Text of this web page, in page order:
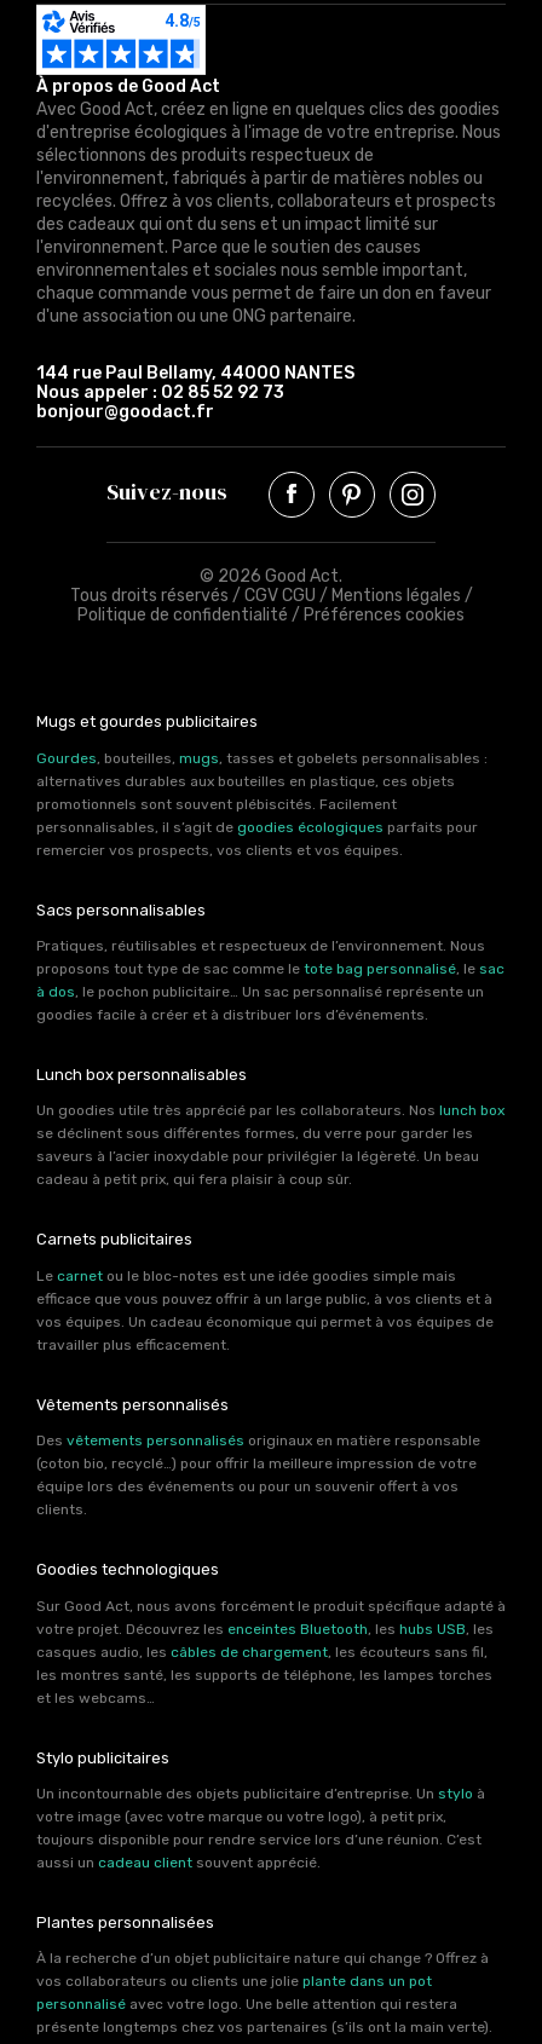
À propos de Good Act
Avec Good Act, créez en ligne en quelques clics des goodies
d'entreprise écologiques à l'image de votre entreprise. Nous
sélectionnons des produits respectueux de
l'environnement, fabriqués à partir de matières nobles ou
recyclées. Offrez à vos clients, collaborateurs et prospects
des cadeaux qui ont du sens et un impact limité sur
l'environnement. Parce que le soutien des causes
environnementales et sociales nous semble important,
chaque commande vous permet de faire un don en faveur
d'une association ou une ONG partenaire.
144 rue Paul Bellamy, 44000 NANTES
Nous appeler : 02 85 52 92 73
bonjour@goodact.fr
Suivez-nous
© 2026 Good Act.
Tous droits réservés / CGV CGU / Mentions légales /
Politique de confidentialité / Préférences cookies
Mugs et gourdes publicitaires
Gourdes , bouteilles, mugs , tasses et gobelets personnalisables :
alternatives durables aux bouteilles en plastique, ces objets
promotionnels sont souvent plébiscités. Facilement
personnalisables, il s’agit de goodies écologiques parfaits pour
remercier vos prospects, vos clients et vos équipes.
Sacs personnalisables
Pratiques, réutilisables et respectueux de l’environnement. Nous
proposons tout type de sac comme le tote bag personnalisé, le sac
à dos, le pochon publicitaire… Un sac personnalisé représente un
goodies facile à créer et à distribuer lors d’événements.
Lunch box personnalisables
Un goodies utile très apprécié par les collaborateurs. Nos lunch box
se déclinent sous différentes formes, du verre pour garder les
saveurs à l’acier inoxydable pour privilégier la légèreté. Un beau
cadeau à petit prix, qui fera plaisir à coup sûr.
Carnets publicitaires
Le carnet ou le bloc-notes est une idée goodies simple mais
efficace que vous pouvez offrir à un large public, à vos clients et à
vos équipes. Un cadeau économique qui permet à vos équipes de
travailler plus efficacement.
Vêtements personnalisés
Des vêtements personnalisés originaux en matière responsable
(coton bio, recyclé…) pour offrir la meilleure impression de votre
équipe lors des événements ou pour un souvenir offert à vos
clients.
Goodies technologiques
Sur Good Act, nous avons forcément le produit spécifique adapté à
votre projet. Découvrez les enceintes Bluetooth , les hubs USB , les
casques audio, les câbles de chargement , les écouteurs sans fil,
les montres santé, les supports de téléphone, les lampes torches
et les webcams…
Stylo publicitaires
Un incontournable des objets publicitaire d’entreprise. Un stylo à
votre image (avec votre marque ou votre logo), à petit prix,
toujours disponible pour rendre service lors d’une réunion. C’est
aussi un cadeau client souvent apprécié.
Plantes personnalisées
À la recherche d’un objet publicitaire nature qui change ? Offrez à
vos collaborateurs ou clients une jolie plante dans un pot
personnalisé avec votre logo. Une belle attention qui restera
présente longtemps chez vos partenaires (s’ils ont la main verte).